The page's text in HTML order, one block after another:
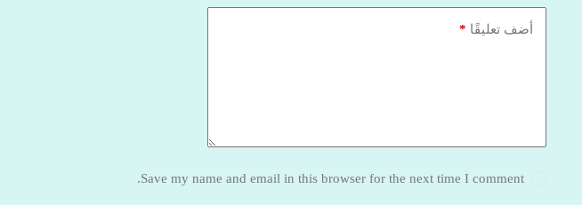
أضف تعليقًا *
Save my name and email in this browser for the next time I comment.